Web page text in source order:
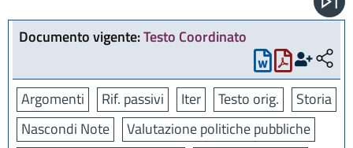
Documento vigente:Testo Coordinato
Argomenti Rif. passivi Iter Testo orig.
Storia
Nascondi Note
Valutazione politiche pubbliche